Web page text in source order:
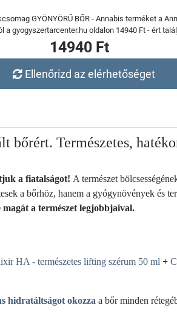
GYÖNYÖRŰ BŐR - Annabis terméket a
a gyogyszertarcenter.hu oldalon 14940 Ft - ért
14940 Ft
Ellenőrizd az elérhetőséget
bőrért. Természetes,
a fiatalságot! A természet
a bőrhöz, hanem a gyógynövények és
magát a természet legjobbjaival.
HA - természetes lifting szérum 50 ml +
hidratáltságot okozza a bőr minden